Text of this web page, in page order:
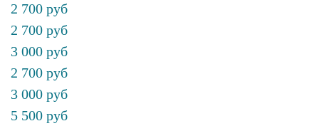
2 700 руб
2 700 руб
3 000 руб
2 700 руб
3 000 руб
5 500 руб